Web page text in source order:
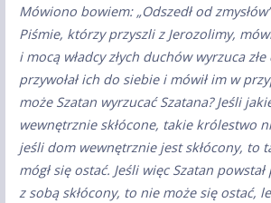
Mówiono bowiem: „Odszedł od
Piśmie, którzy przyszli z Jerozolimy,
i mocą władcy złych duchów wyrzuca
przywołał ich do siebie i mówił im w
może Szatan wyrzucać Szatana? Jeśli
wewnętrznie skłócone, takie królestwo
jeśli dom wewnętrznie jest skłócony, to
mógł się ostać. Jeśli więc Szatan
z sobą skłócony, to nie może się ostać,